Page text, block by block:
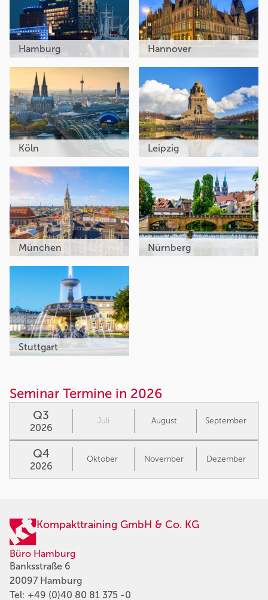
Hamburg Hannover
Köln Leipzig
München Nürnberg
Stuttgart
Seminar Termine in 2026
Q3
2026
Juli August September
Q4
2026
Oktober November Dezember
Kompakttraining GmbH & Co. KG
Büro Hamburg
Banksstraße 6
20097 Hamburg
Tel: +49 (0)40 80 81 375 -0